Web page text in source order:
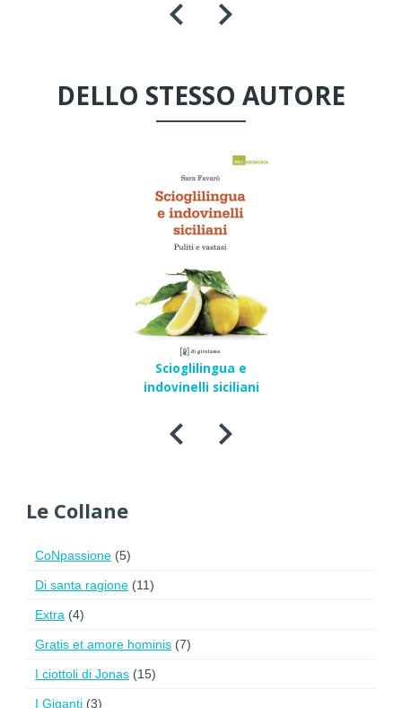
DELLO STESSO AUTORE
Scioglilingua e
indovinelli siciliani
Le Collane
CoNpassione (5)
Di santa ragione (11)
Extra (4)
Gratis et amore hominis (7)
I ciottoli di Jonas (15)
I Giganti (3)